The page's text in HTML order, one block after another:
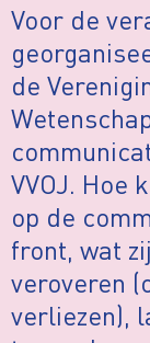
Voor de
de
VVOJ. Hoe
op de
front, wat
veroveren
verliezen),